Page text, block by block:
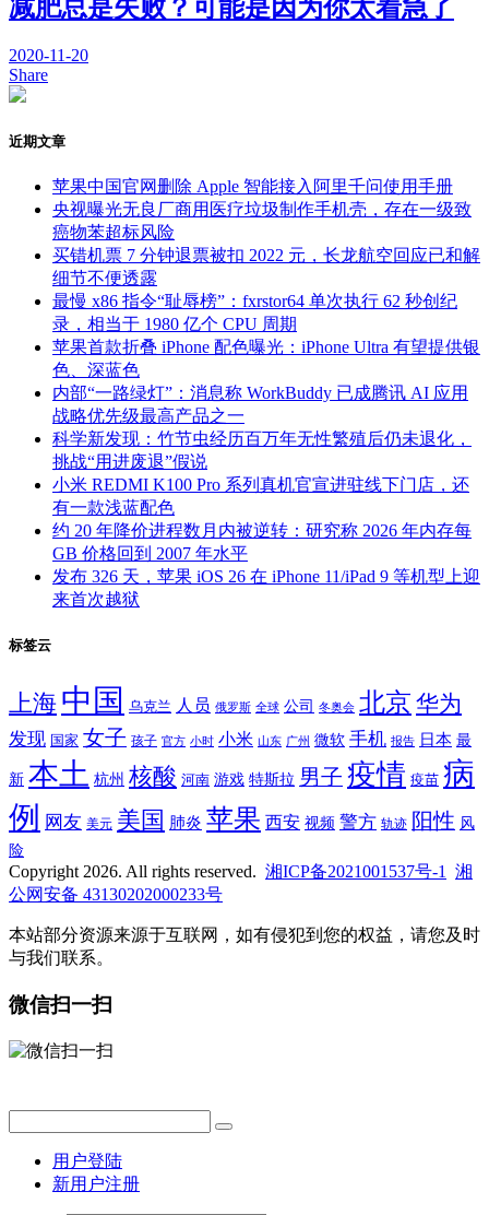
减肥总是失败？可能是因为你太着急了
2020-11-20
Share
近期文章
苹果中国官网删除 Apple 智能接入阿里千问使用手册
央视曝光无良厂商用医疗垃圾制作手机壳，存在一级致
癌物苯超标风险
买错机票 7 分钟退票被扣 2022 元，长龙航空回应已和解
细节不便透露
最慢 x86 指令“耻辱榜”：fxrstor64 单次执行 62 秒创纪
录，相当于 1980 亿个 CPU 周期
苹果首款折叠 iPhone 配色曝光：iPhone Ultra 有望提供银
色、深蓝色
内部“一路绿灯”：消息称 WorkBuddy 已成腾讯 AI 应用
战略优先级最高产品之一
科学新发现：竹节虫经历百万年无性繁殖后仍未退化，
挑战“用进废退”假说
小米 REDMI K100 Pro 系列真机官宣进驻线下门店，还
有一款浅蓝配色
约 20 年降价进程数月内被逆转：研究称 2026 年内存每
GB 价格回到 2007 年水平
发布 326 天，苹果 iOS 26 在 iPhone 11/iPad 9 等机型上迎
来首次越狱
标签云
上海 中国 乌克兰 人员 俄罗斯 全球 公司 冬奥会 北京 华为
发现 国家 女子 孩子 官方 小时 小米 山东 广州 微软 手机 报告 日本 最
新 本土 杭州 核酸 河南 游戏 特斯拉 男子 疫情 疫苗 病
例
网友 美元 美国 肺炎 苹果 西安 视频 警方 轨迹 阳性 风
险
Copyright 2026. All rights reserved. 湘ICP备2021001537号-1
湘
公网安备 43130202000233号
本站部分资源来源于互联网，如有侵犯到您的权益，请您及时
与我们联系。
微信扫一扫
用户登陆
新用户注册